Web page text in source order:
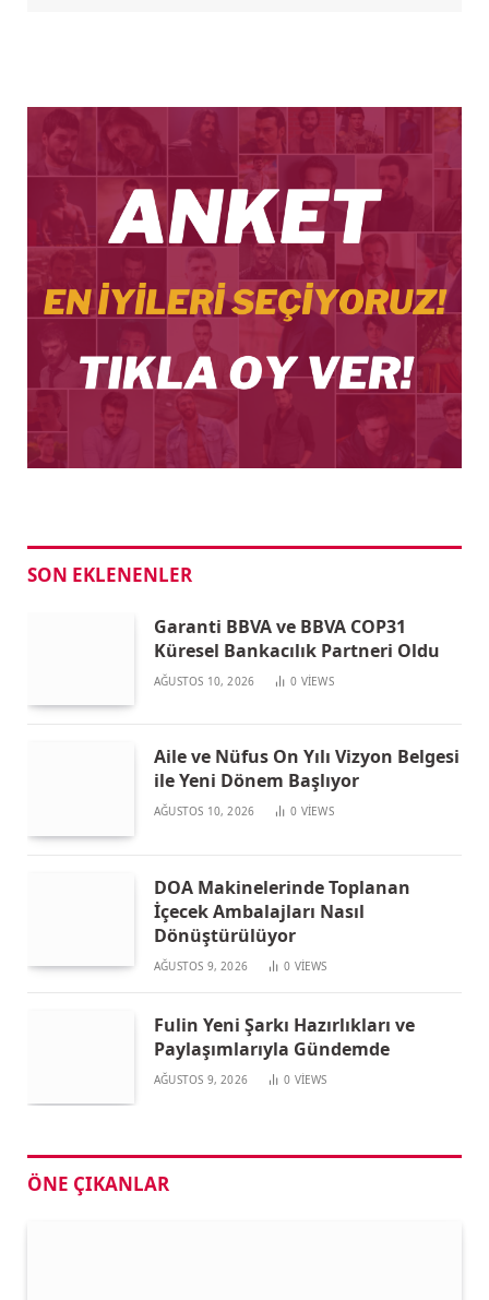
SON EKLENENLER
Garanti BBVA ve BBVA COP31
Küresel Bankacılık Partneri Oldu
AĞUSTOS 10, 2026 0 VIEWS
Aile ve Nüfus On Yılı Vizyon Belgesi
ile Yeni Dönem Başlıyor
AĞUSTOS 10, 2026 0 VIEWS
DOA Makinelerinde Toplanan
İçecek Ambalajları Nasıl
Dönüştürülüyor
AĞUSTOS 9, 2026 0 VIEWS
Fulin Yeni Şarkı Hazırlıkları ve
Paylaşımlarıyla Gündemde
AĞUSTOS 9, 2026 0 VIEWS
ÖNE ÇIKANLAR